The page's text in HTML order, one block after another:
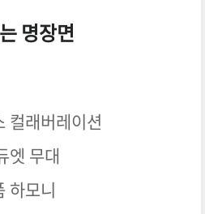
명장면
컬래버레이션
엣 무대
하모니